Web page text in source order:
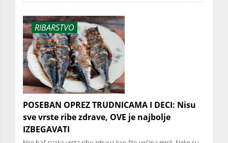
RIBARSTVO
POSEBAN OPREZ TRUDNICAMA I DECI: Nisu
sve vrste ribe zdrave, OVE je najbolje
IZBEGAVATI